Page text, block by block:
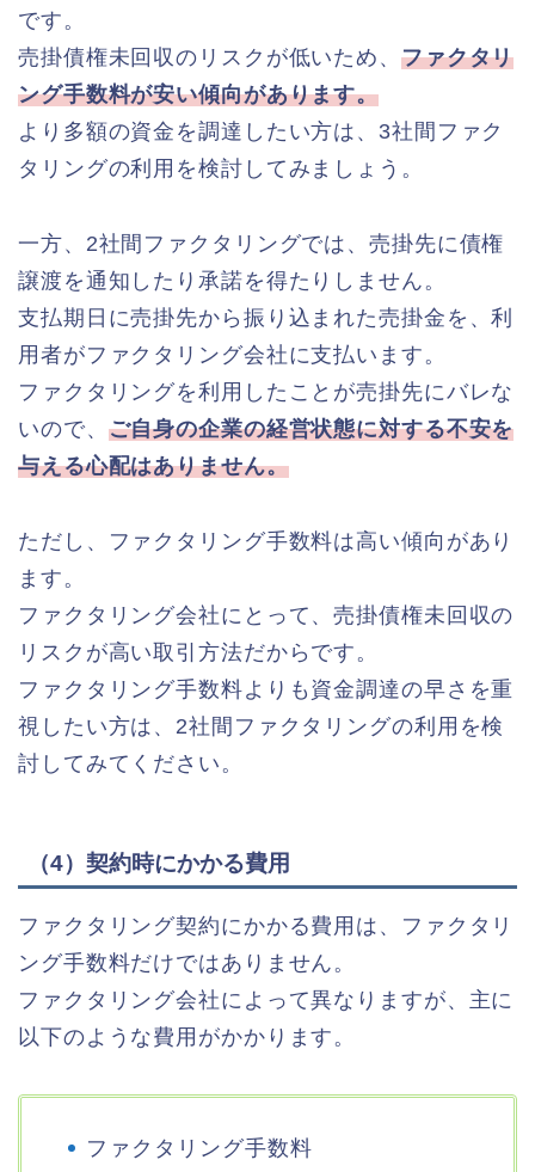
です。
売掛債権未回収のリスクが低いため、 ファクタリ
ング手数料が安い傾向があります。
より多額の資金を調達したい方は、3社間ファク
タリングの利用を検討してみましょう。
一方、2社間ファクタリングでは、売掛先に債権
譲渡を通知したり承諾を得たりしません。
支払期日に売掛先から振り込まれた売掛金を、利
用者がファクタリング会社に支払います。
ファクタリングを利用したことが売掛先にバレな
いので、 ご自身の企業の経営状態に対する不安を
与える心配はありません。
ただし、ファクタリング手数料は高い傾向があり
ます。
ファクタリング会社にとって、売掛債権未回収の
リスクが高い取引方法だからです。
ファクタリング手数料よりも資金調達の早さを重
視したい方は、2社間ファクタリングの利用を検
討してみてください。
（4）契約時にかかる費用
ファクタリング契約にかかる費用は、ファクタリ
ング手数料だけではありません。
ファクタリング会社によって異なりますが、主に
以下のような費用がかかります。
ファクタリング手数料